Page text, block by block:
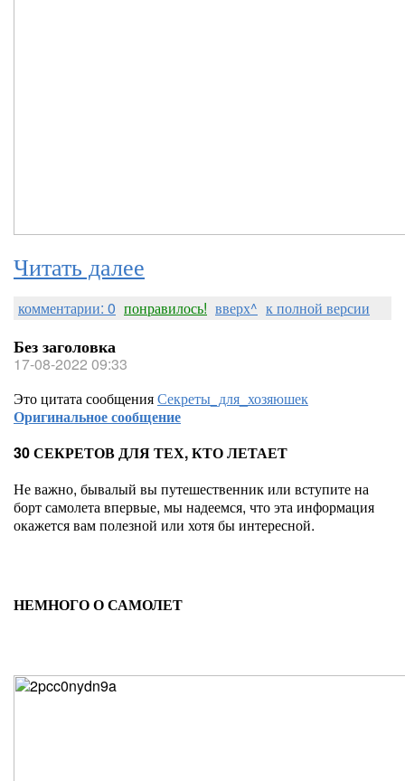
Читать далее
комментарии: 0 понравилось! вверх^ к полной версии
Без заголовка
17-08-2022 09:33
Это цитата сообщенияСекреты_для_хозяюшек
Оригинальное сообщение
30 СЕКРЕТОВ ДЛЯ ТЕХ, КТО ЛЕТАЕТ
Не важно, бывалый вы путешественник или вступите на
борт самолета впервые, мы надеемся, что эта информация
окажется вам полезной или хотя бы интересной.
НЕМНОГО О САМОЛЕТ